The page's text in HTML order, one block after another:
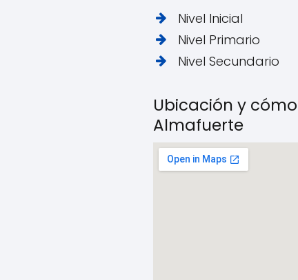
Nivel Inicial
Nivel Primario
Nivel Secundario
Ubicación y
Almafuerte